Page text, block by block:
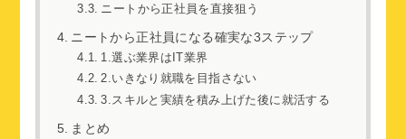
ニートから正社員を直接狙う
ニートから正社員になる確実な3ステップ
1.選ぶ業界はIT業界
2.いきなり就職を目指さない
3.スキルと実績を積み上げた後に就活する
まとめ